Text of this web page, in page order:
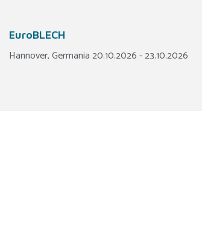
EuroBLECH
Hannover, Germania 20.10.2026 - 23.10.2026